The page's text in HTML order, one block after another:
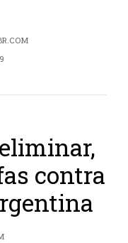
contra